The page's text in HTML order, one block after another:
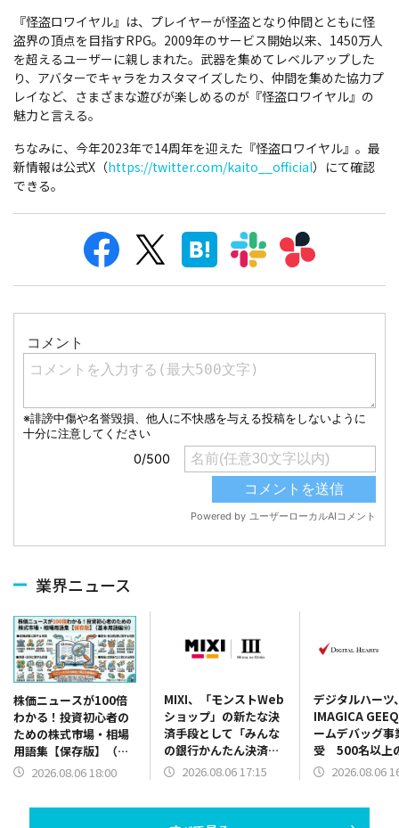
『怪盗ロワイヤル』は、プレイヤーが怪盗となり仲間とともに怪
盗界の頂点を目指すRPG。2009年のサービス開始以来、1450万人
を超えるユーザーに親しまれた。武器を集めてレベルアップした
り、アバターでキャラをカスタマイズしたり、仲間を集めた協力プ
レイなど、さまざまな遊びが楽しめるのが『怪盗ロワイヤル』の
魅力と言える。
ちなみに、今年2023年で14周年を迎えた『怪盗ロワイヤル』。最
新情報は公式X（https://twitter.com/kaito__official）にて確認
できる。
業界ニュース
株価ニュースが100倍
わかる！投資初心者の
ための株式市場・相場
用語集【保存版】（基
本用語編⑩）
2026.08.06 18:00
MIXI、「モンストWeb
ショップ」の新たな決
済手段として「みんな
の銀行かんたん決済」
を導入！
2026.08.06 17:15
デジタルハーツ
IMAGICA
ームデバッグ事
受 500名以上
と国内3拠点を
2026.08.06